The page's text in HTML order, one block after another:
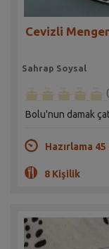
Cevizli
Sahrap Soysal
Bolu'nun damak
Hazırlama
8 Kişilik